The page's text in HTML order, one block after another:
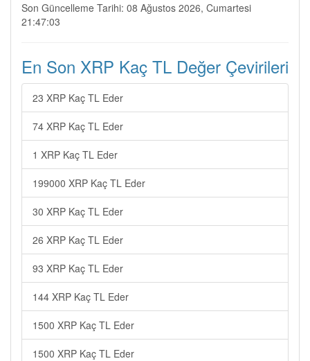
Son Güncelleme Tarihi: 08 Ağustos 2026, Cumartesi
21:47:03
En Son XRP Kaç TL Değer Çevirileri
23 XRP Kaç TL Eder
74 XRP Kaç TL Eder
1 XRP Kaç TL Eder
199000 XRP Kaç TL Eder
30 XRP Kaç TL Eder
26 XRP Kaç TL Eder
93 XRP Kaç TL Eder
144 XRP Kaç TL Eder
1500 XRP Kaç TL Eder
1500 XRP Kaç TL Eder